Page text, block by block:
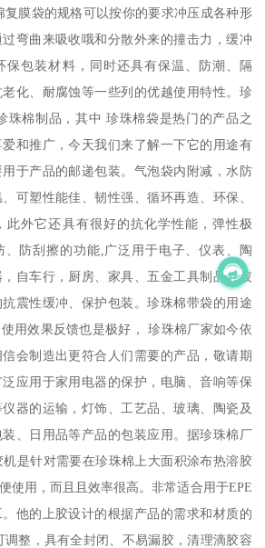
膜袋的规格可以按你的要求冲压成各种形
弯曲来吸收哦和分散外来的撞击力，缓冲
保包装材料，同时还具有保温、防潮、隔
化、耐腐蚀等一些列的优越使用特性。珍
珠棉制品，其中 珍珠棉袋是热门的产品之
和推广，今天我们来了解一下它的用途有
于产品的邮递包装。气泡袋内附减，水防
可塑性能佳、韧性强、循环再造、环保、
此外它还具有很好的抗化学性能，弹性极
、防刮擦的功能,广泛用于电子、仪表、陶
自车行，厨房、家具、五金工具制品、玻
震性缓冲、保护包装。珍珠棉带袋的用途
用效果反馈也是极好， 珍珠棉厂家如今依
会制造出更符合人们需要的产品，敬请期
应用于家用电器的保护，电脑、音响等保
器的运输，灯饰、工艺品、玻璃、陶瓷及
、日用品等产品的包装应用。据珍珠棉厂
是针对需要在珍珠棉上大面积涂布热溶胶
使用，而且且效率很高。非常适合用于EPE
他的上胶设计的根据产品的需求和材质的
整，具有全封闭、不易漏胶，清理滴胶容